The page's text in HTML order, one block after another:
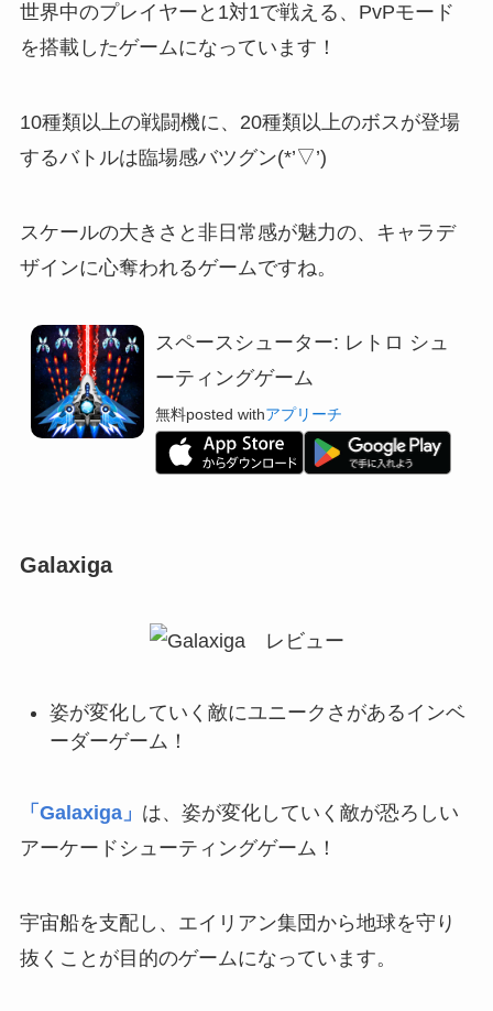
世界中のプレイヤーと1対1で戦える、PvPモード
を搭載したゲームになっています！
10種類以上の戦闘機に、20種類以上のボスが登場
するバトルは臨場感バツグン(*’▽’)
スケールの大きさと非日常感が魅力の、キャラデ
ザインに心奪われるゲームですね。
スペースシューター: レトロ シュ
ーティングゲーム
無料posted withアプリーチ
Galaxiga
姿が変化していく敵にユニークさがあるインベ
ーダーゲーム！
「Galaxiga」 は、姿が変化していく敵が恐ろしい
アーケードシューティングゲーム！
宇宙船を支配し、エイリアン集団から地球を守り
抜くことが目的のゲームになっています。